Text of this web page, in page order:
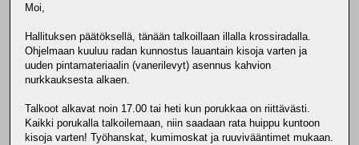
Moi,
Hallituksen päätöksellä, tänään talkoillaan illalla krossiradalla.
Ohjelmaan kuuluu radan kunnostus lauantain kisoja varten ja
uuden pintamateriaalin (vanerilevyt) asennus kahvion
nurkkauksesta alkaen.
Talkoot alkavat noin 17.00 tai heti kun porukkaa on riittävästi.
Kaikki porukalla talkoilemaan, niin saadaan rata huippu kuntoon
kisoja varten! Työhanskat, kumimoskat ja ruuvivääntimet mukaan.